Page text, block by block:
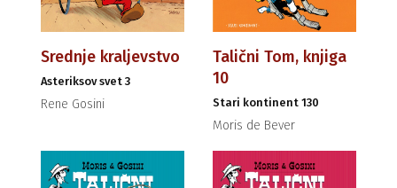
Srednje kraljevstvo
Asteriksov svet 3
Rene Gosini
Talični Tom, knjiga
10
Stari kontinent 130
Moris de Bever